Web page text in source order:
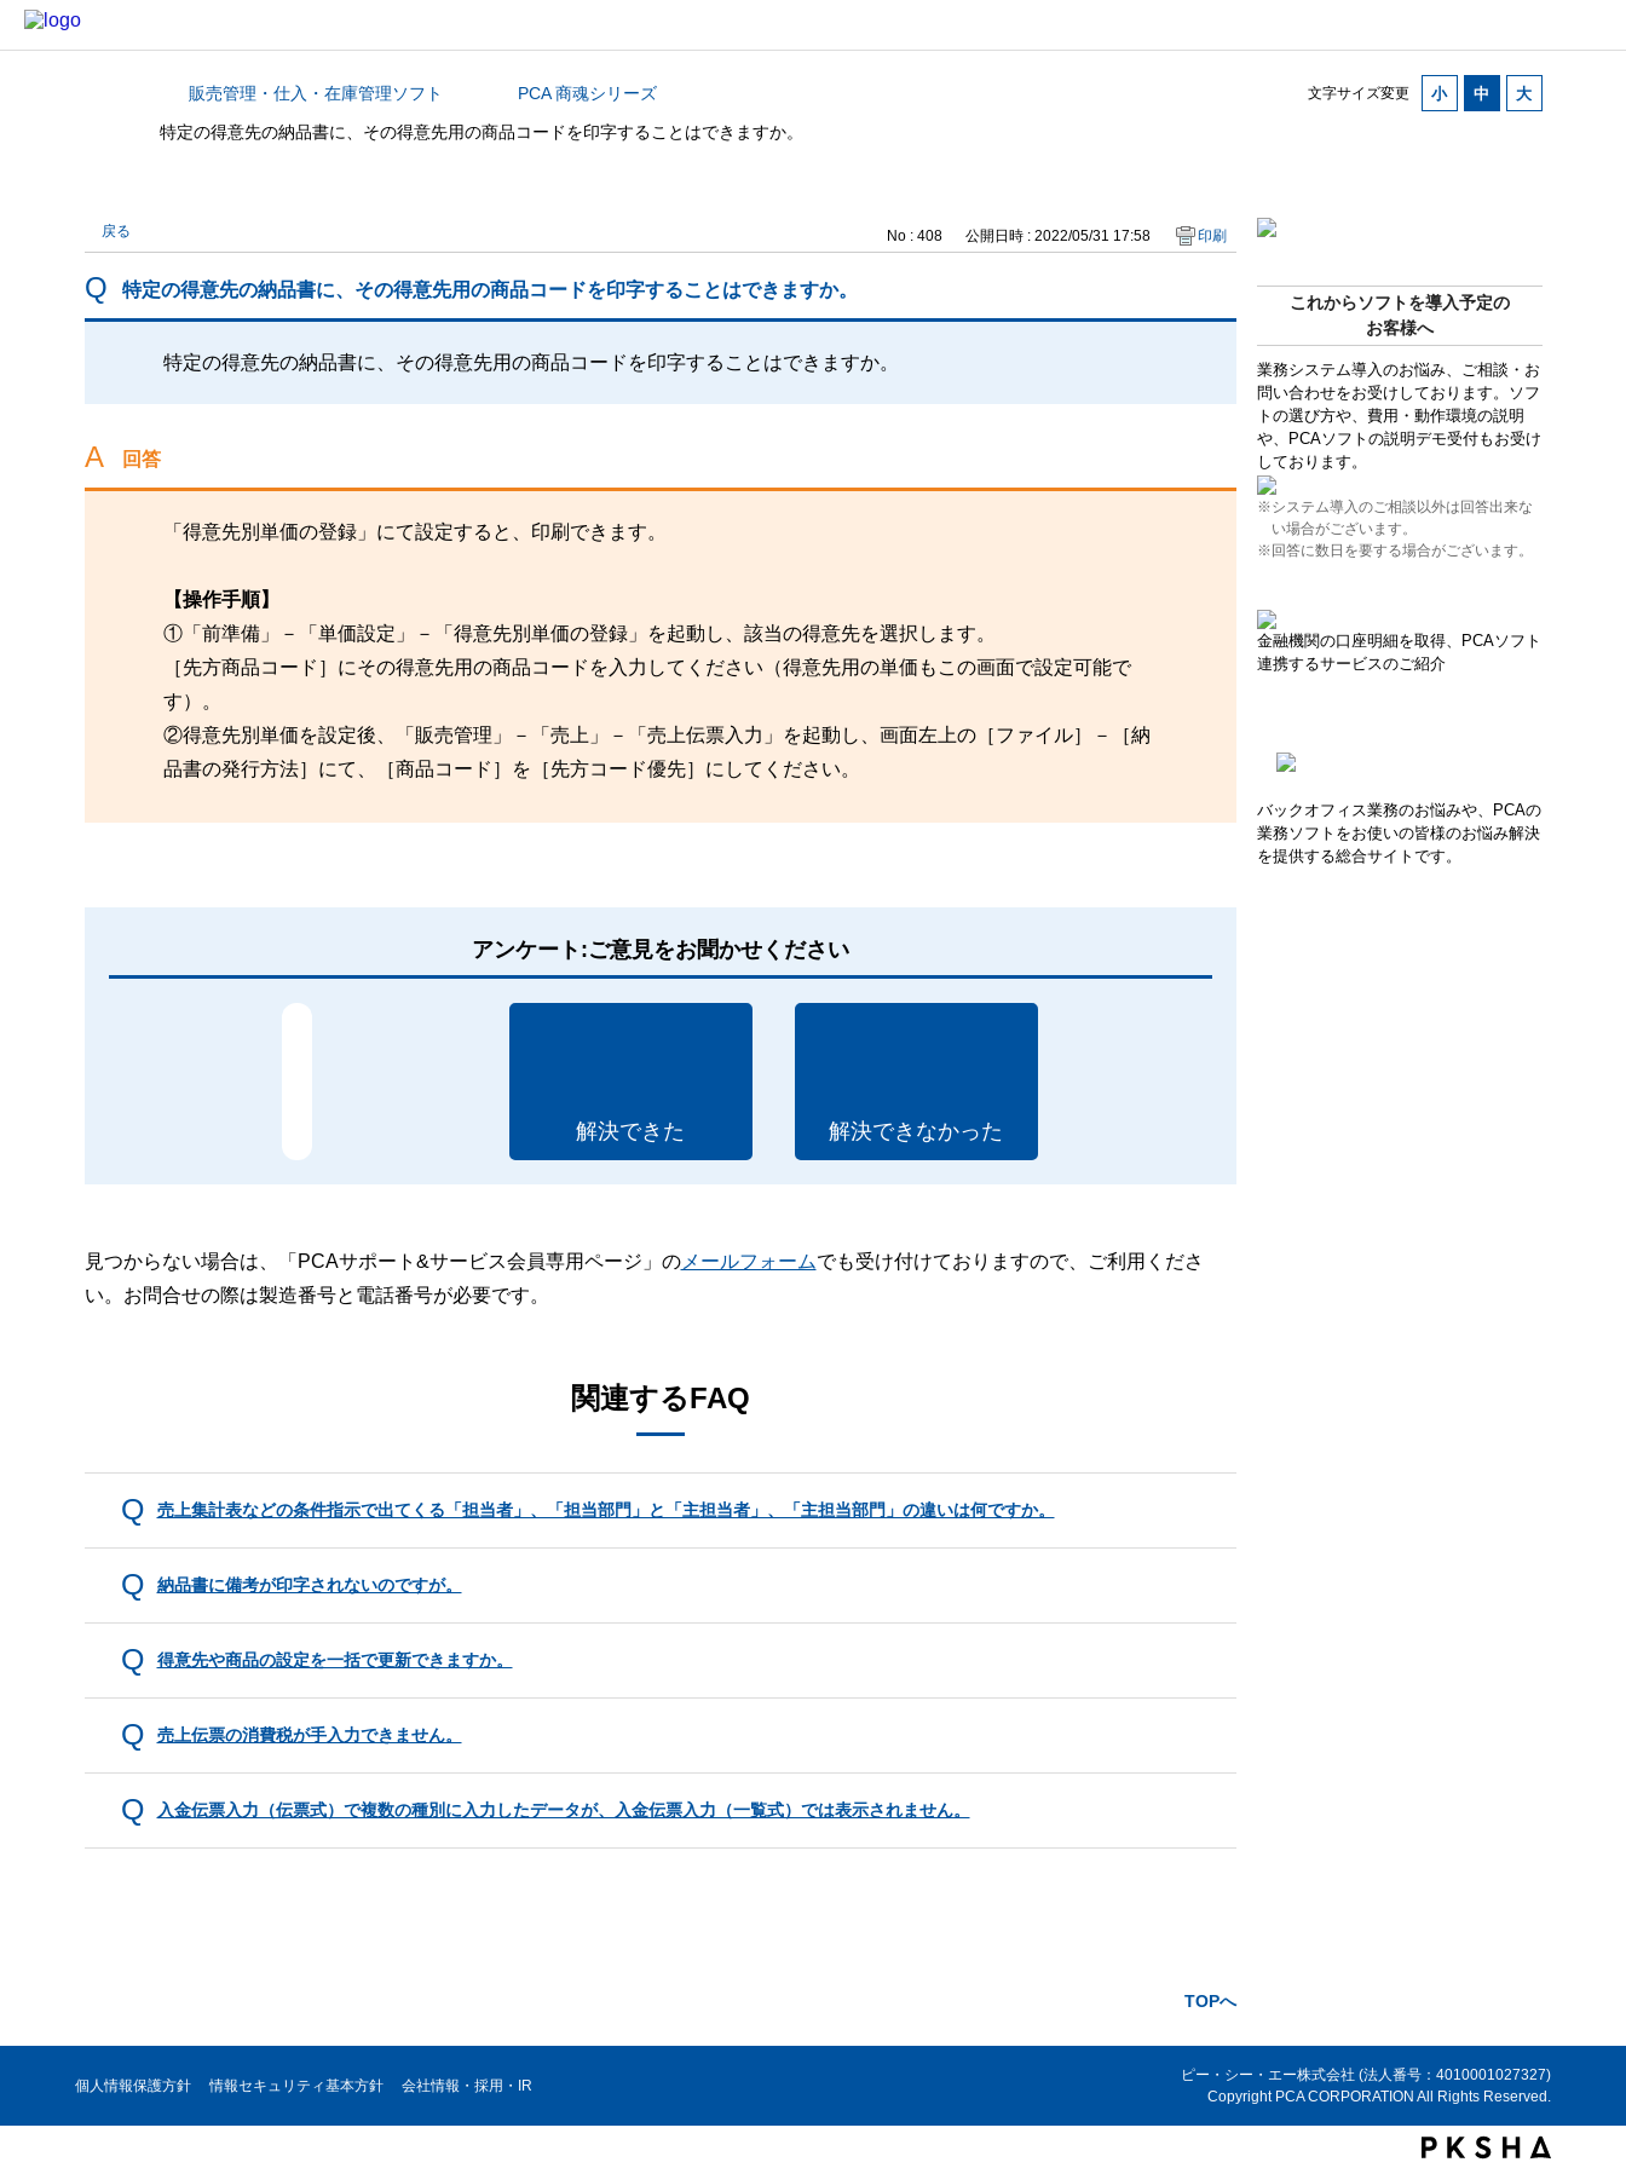
文字サイズ変更
カテゴリから探す販売管理・仕入・在庫管理ソフト
PCA 商魂シリーズ
特定の得意先の納品書に、その得意先用の商品コードを印字することはできますか。
これからソフトを導入予定の
お客様へ
業務システム導入のお悩み、ご相談・お
問い合わせをお受けしております。ソフ
トの選び方や、費用・動作環境の説明
や、PCAソフトの説明デモ受付もお受け
しております。
※システム導入のご相談以外は回答出来な
い場合がございます。
※回答に数日を要する場合がございます。
金融機関の口座明細を取得、PCAソフト
連携するサービスのご紹介
バックオフィス業務のお悩みや、PCAの
業務ソフトをお使いの皆様のお悩み解決
を提供する総合サイトです。
戻る No : 408 公開日時 : 2022/05/31 17:58 印刷
特定の得意先の納品書に、その得意先用の商品コードを印字することはできますか。
特定の得意先の納品書に、その得意先用の商品コードを印字することはできますか。
回答
「得意先別単価の登録」にて設定すると、印刷できます。
【操作手順】
①「前準備」－「単価設定」－「得意先別単価の登録」を起動し、該当の得意先を選択します。
［先方商品コード］にその得意先用の商品コードを入力してください（得意先用の単価もこの画面で設定可能で
す）。
②得意先別単価を設定後、「販売管理」－「売上」－「売上伝票入力」を起動し、画面左上の［ファイル］－［納
品書の発行方法］にて、［商品コード］を［先方コード優先］にしてください。
アンケート:ご意見をお聞かせください
解決できた 解決できなかった
見つからない場合は、「PCAサポート&サービス会員専用ページ」のメールフォームでも受け付けておりますので、ご利用くださ
い。お問合せの際は製造番号と電話番号が必要です。
関連するFAQ
売上集計表などの条件指示で出てくる「担当者」、「担当部門」と「主担当者」、「主担当部門」の違いは何ですか。
納品書に備考が印字されないのですが。
得意先や商品の設定を一括で更新できますか。
売上伝票の消費税が手入力できません。
入金伝票入力（伝票式）で複数の種別に入力したデータが、入金伝票入力（一覧式）では表示されません。
TOPへ
個人情報保護方針 情報セキュリティ基本方針 会社情報・採用・IR
ピー・シー・エー株式会社 (法人番号：4010001027327)
Copyright PCA CORPORATION All Rights Reserved.